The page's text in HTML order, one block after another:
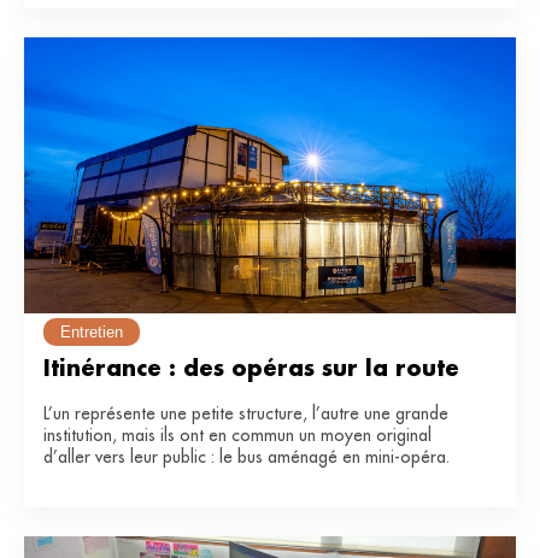
Entretien
Itinérance : des opéras sur la route
L’un représente une petite structure, l’autre une grande
institution, mais ils ont en commun un moyen original
d’aller vers leur public : le bus aménagé en mini-opéra.